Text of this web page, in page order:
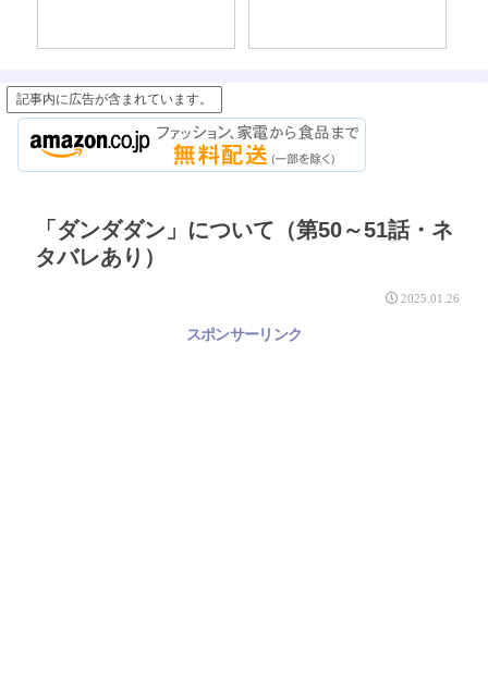
記事内に広告が含まれています。
「ダンダダン」について（第50～51話・ネ
タバレあり）
2025.01.26
スポンサーリンク